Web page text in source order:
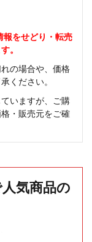
報をせどり・転売
。
の場合や、価格
ください。
いますが、ご購
・販売元をご確
気商品の